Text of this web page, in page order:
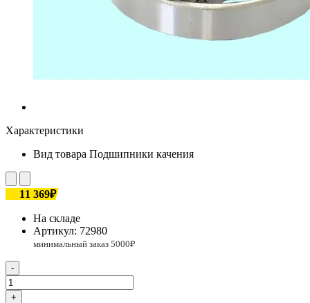
Характеристики
Вид товара Подшипники качения
11 369₽
На складе
Артикул: 72980
-
+